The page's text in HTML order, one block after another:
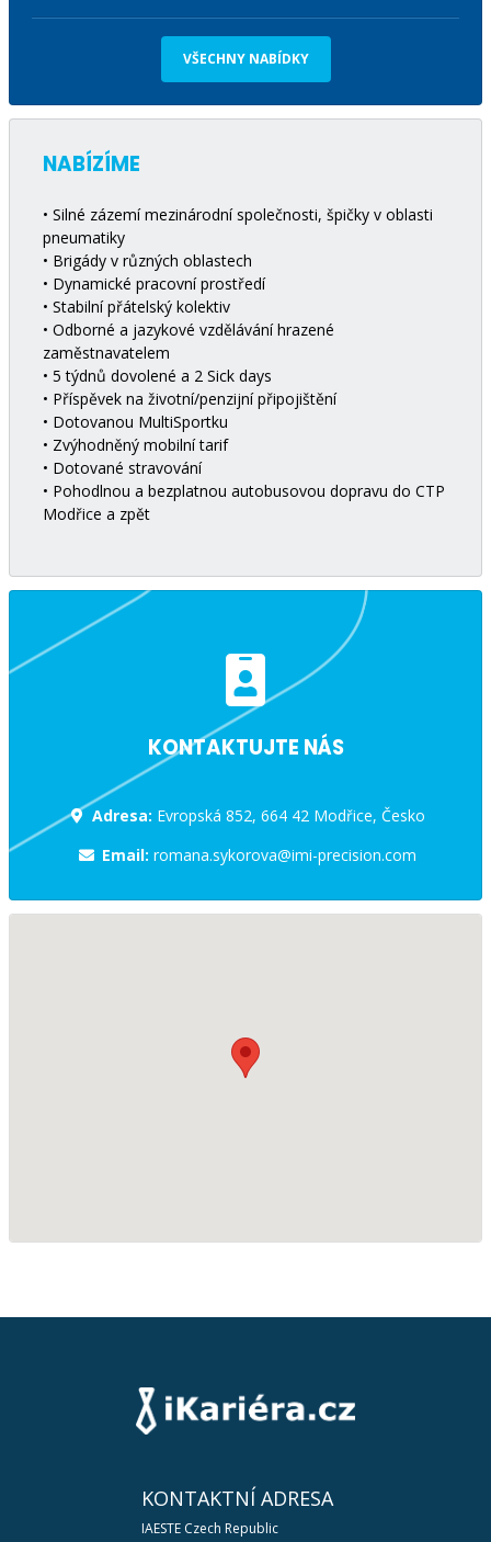
VŠECHNY NABÍDKY
NABÍZÍME
• Silné zázemí mezinárodní společnosti, špičky v oblasti
pneumatiky
• Brigády v různých oblastech
• Dynamické pracovní prostředí
• Stabilní přátelský kolektiv
• Odborné a jazykové vzdělávání hrazené
zaměstnavatelem
• 5 týdnů dovolené a 2 Sick days
• Příspěvek na životní/penzijní připojištění
• Dotovanou MultiSportku
• Zvýhodněný mobilní tarif
• Dotované stravování
• Pohodlnou a bezplatnou autobusovou dopravu do CTP
Modřice a zpět
KONTAKTUJTE NÁS
Adresa: Evropská 852, 664 42 Modřice, Česko
Email: romana.sykorova@imi-precision.com
KONTAKTNÍ ADRESA
IAESTE Czech Republic